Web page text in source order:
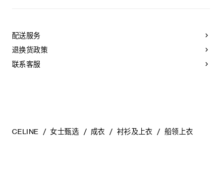
配送服务
退换货政策
联系客服
CELINE 女士甄选 成衣 衬衫及上衣 船领上衣